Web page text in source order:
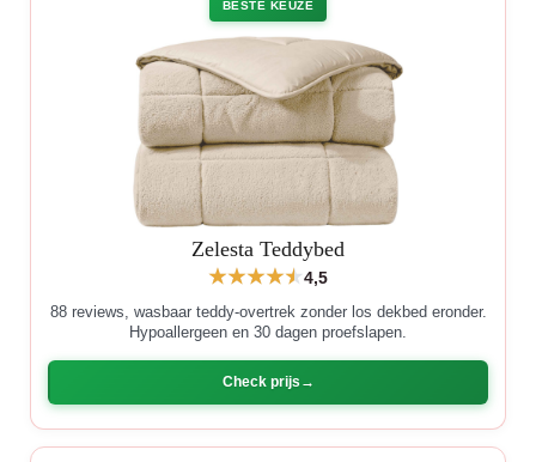
BESTE KEUZE
Zelesta Teddybed
4,5
88 reviews, wasbaar teddy-overtrek zonder los dekbed eronder.
Hypoallergeen en 30 dagen proefslapen.
Check prijs